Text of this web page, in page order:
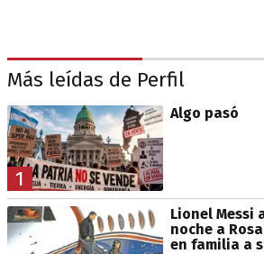
Más leídas de Perfil
1
Algo pasó
Lionel Messi
noche a
en familia a